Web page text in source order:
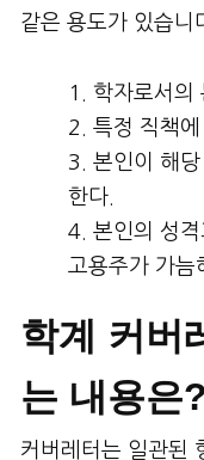
같은 용도가 있습니
학자로서의
특정 직책
본인이 해
한다.
본인의 성
고용주가 가늠
학계 커버
는 내용은?
커버레터는 일관된